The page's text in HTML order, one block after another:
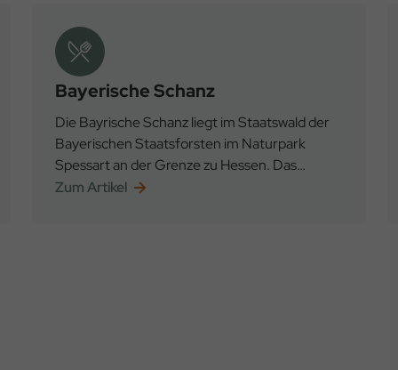
Bayerische Schanz
Die Bayrische Schanz liegt im Staatswald der
Bayerischen Staatsforsten im Naturpark
Spessart an der Grenze zu Hessen. Das
Ausflugslokal blickt auf eine lange Geschichte
Zum Artikel